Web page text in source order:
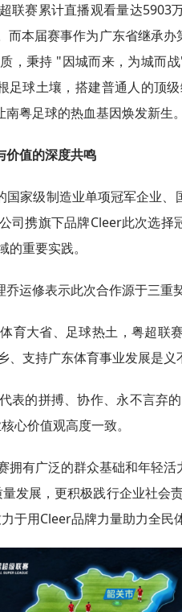
联赛累计直播观看量达5903
而本届赛事作为广东省继承
，秉持 "因城而来，为城而
足球土壤，搭建普通人的顶
粤足球的热血基因焕发新生。
价值的深度共鸣
国家级制造业单项冠军企业、
司携旗下品牌Cleer此次选择
重要实践。
运修表示此次合作源于三重
育大省、足球热土，粤超联
支持广东体育事业发展是义
表的拼搏、协作、永不言弃的
心价值观高度一致。
拥有广泛的群众基础和年轻
发展，更积极践行企业社会
于用Cleer品牌力量助力全民